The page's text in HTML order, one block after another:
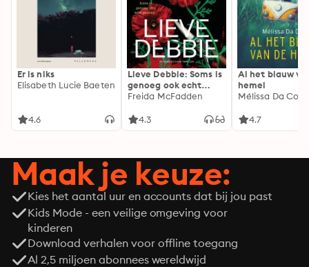
Er is niks
Elisabeth Lucie Baeten
4.6
Lieve Debbie: Soms is
genoeg ook echt
genoeg...
Freida McFadden
4.3
Al het blauw
hemel
Mélissa Da
4.7
Maak je keuze:
Kies het aantal uur en accounts dat bij jou past
Kids Mode - een veilige omgeving voor
kinderen
Download verhalen voor offline toegang
Al 2,5 miljoen abonnees wereldwijd